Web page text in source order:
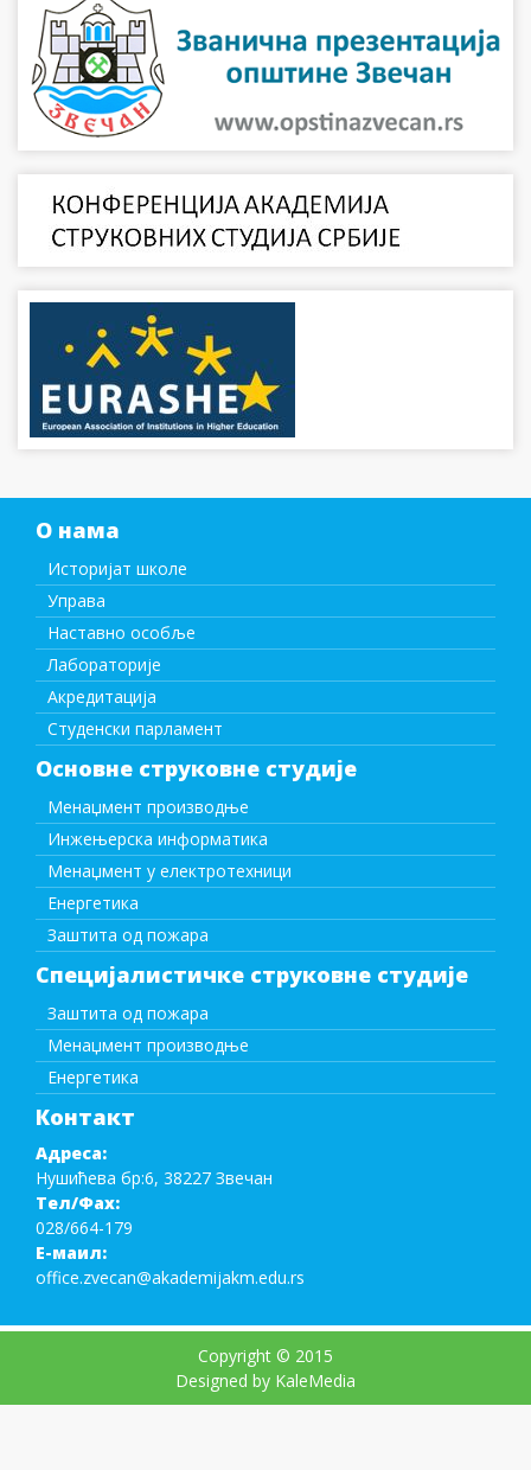
О нама
Историјат школе
Управа
Наставно особље
Лабораторије
Акредитација
Студенски парламент
Основне струковне студије
Менаџмент производње
Инжењерска информатика
Менаџмент у електротехници
Енергетика
Заштита од пожара
Специјалистичке струковне студије
Заштита од пожара
Менаџмент производње
Енергетика
Контакт
Адреса:
Нушићева бр:6, 38227 Звечан
Тел/Фаx:
028/664-179
Е-маил:
office.zvecan@akademijakm.edu.rs
Copyright © 2015
Designed by KaleMedia